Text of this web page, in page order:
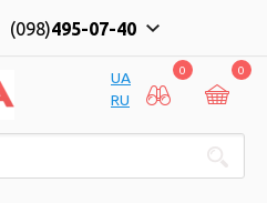
(098)495-07-40
UA
RU
0 0